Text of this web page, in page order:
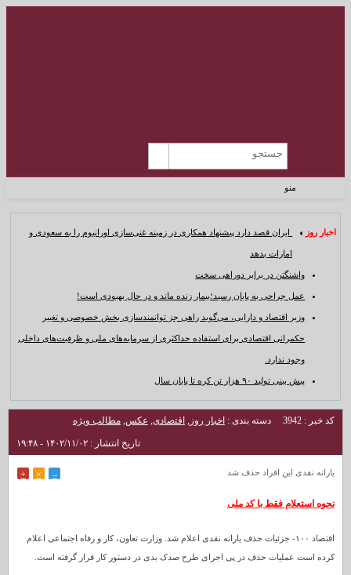
منو
اخبار روز : ایران قصد دارد پیشنهاد همکاری در زمینه غنی‌سازی اورانیوم را به سعودی و
امارات بدهد
واشنگتن در برابر دوراهی سخت
عمل جراحی به پایان رسید؛بیمار زنده ماند و در حال بهبودی است!
وزیر اقتصاد و دارایی، می‌گوید راهی جز توانمندسازی بخش خصوصی و تغییر
حکمرانی اقتصادی برای استفاده حداکثری از سرمایه‌های ملی و ظرفیت‌های داخلی
وجود ندارد.
پیش بینی تولید ۹۰ هزار تن کره تا پایان سال
کد خبر : 3942 دسته بندی : اخبار روز , اقتصادی, عکس,مطالب ویژه
تاریخ انتشار : ۱۴۰۲/۱۱/۰۲ - ۱۹:۴۸
–
×
+ یارانه نقدی این افراد حذف شد
نحوه استعلام فقط با کد ملی
اقتصاد ۱۰۰- جزئیات حذف یارانه نقدی اعلام شد. وزارت تعاون، کار و رفاه اجتماعی اعلام
کرده است عملیات حذف در پی اجرای طرح صدک بدی در دستور کار قرار گرفته است.